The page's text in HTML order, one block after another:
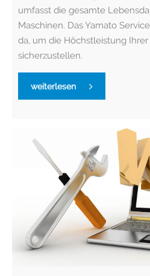
umfasst die gesamte
Maschinen. Das Yamato
da, um die Höchstleistung
sicherzustellen.
weiterlesen